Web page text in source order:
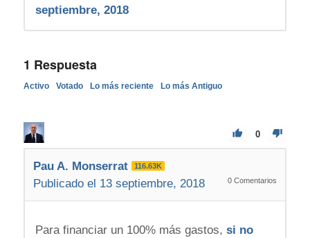
septiembre, 2018
1 Respuesta
Activo Votado Lo más reciente Lo más Antiguo
0
Pau A. Monserrat 116.63K
Publicado el 13 septiembre, 2018 0 Comentarios
Para financiar un 100% más gastos, si no